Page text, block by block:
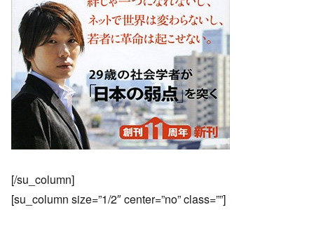
[/su_column]
[su_column size=”1/2″ center=”no” class=””]